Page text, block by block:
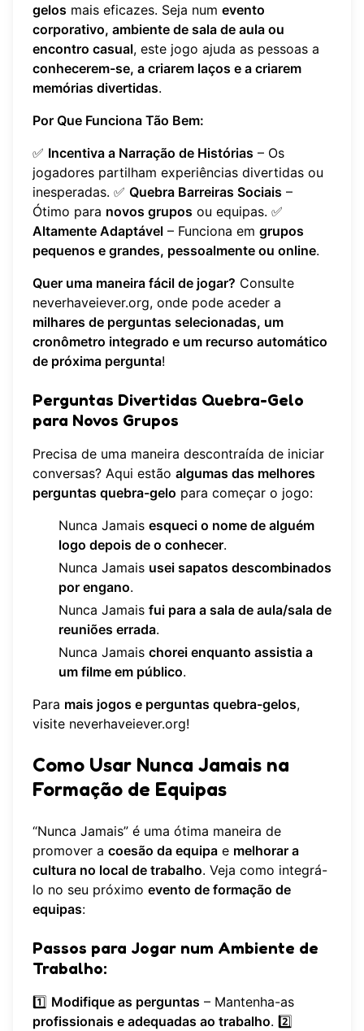
gelos mais eficazes. Seja num evento
corporativo, ambiente de sala de aula ou
encontro casual, este jogo ajuda as pessoas a
conhecerem-se, a criarem laços e a criarem
memórias divertidas.
Por Que Funciona Tão Bem:
✅ Incentiva a Narração de Histórias – Os
jogadores partilham experiências divertidas ou
inesperadas. ✅ Quebra Barreiras Sociais –
Ótimo para novos grupos ou equipas. ✅
Altamente Adaptável – Funciona em grupos
pequenos e grandes, pessoalmente ou online.
Quer uma maneira fácil de jogar? Consulte
neverhaveiever.org, onde pode aceder a
milhares de perguntas selecionadas, um
cronômetro integrado e um recurso automático
de próxima pergunta!
Perguntas Divertidas Quebra-Gelo
para Novos Grupos
Precisa de uma maneira descontraída de iniciar
conversas? Aqui estão algumas das melhores
perguntas quebra-gelo para começar o jogo:
Nunca Jamais esqueci o nome de alguém
logo depois de o conhecer.
Nunca Jamais usei sapatos descombinados
por engano.
Nunca Jamais fui para a sala de aula/sala de
reuniões errada.
Nunca Jamais chorei enquanto assistia a
um filme em público.
Para mais jogos e perguntas quebra-gelos,
visite neverhaveiever.org!
Como Usar Nunca Jamais na
Formação de Equipas
“Nunca Jamais” é uma ótima maneira de
promover a coesão da equipa e melhorar a
cultura no local de trabalho. Veja como integrá-
lo no seu próximo evento de formação de
equipas:
Passos para Jogar num Ambiente de
Trabalho:
1️⃣ Modifique as perguntas – Mantenha-as
profissionais e adequadas ao trabalho. 2️⃣